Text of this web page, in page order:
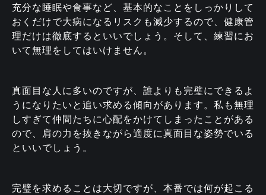
充分な睡眠や食事など、基本的なことをしっかりして
おくだけで大病になるリスクも減少するので、健康管
理だけは徹底するといいでしょう。そして、練習にお
いて無理をしてはいけません。
真面目な人に多いのですが、誰よりも完璧にできるよ
うになりたいと追い求める傾向があります。私も無理
しすぎて仲間たちに心配をかけてしまったことがある
ので、肩の力を抜きながら適度に真面目な姿勢でいる
といいでしょう。
完璧を求めることは大切ですが、本番では何が起こる